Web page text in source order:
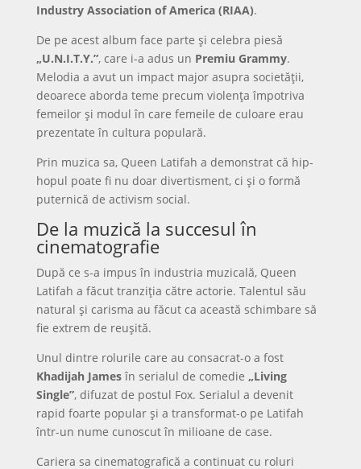
Industry Association of America (RIAA).
De pe acest album face parte și celebra piesă
„U.N.I.T.Y.”, care i-a adus un Premiu Grammy.
Melodia a avut un impact major asupra societății,
deoarece aborda teme precum violența împotriva
femeilor și modul în care femeile de culoare erau
prezentate în cultura populară.
Prin muzica sa, Queen Latifah a demonstrat că hip-
hopul poate fi nu doar divertisment, ci și o formă
puternică de activism social.
De la muzică la succesul în
cinematografie
După ce s-a impus în industria muzicală, Queen
Latifah a făcut tranziția către actorie. Talentul său
natural și carisma au făcut ca această schimbare să
fie extrem de reușită.
Unul dintre rolurile care au consacrat-o a fost
Khadijah Jamesîn serialul de comedie „Living
Single”, difuzat de postul Fox. Serialul a devenit
rapid foarte popular și a transformat-o pe Latifah
într-un nume cunoscut în milioane de case.
Cariera sa cinematografică a continuat cu roluri